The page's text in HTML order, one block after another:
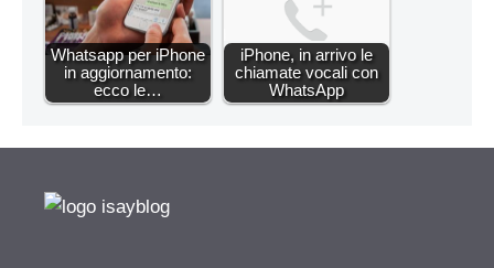
Whatsapp per iPhone
in aggiornamento:
ecco le…
iPhone, in arrivo le
chiamate vocali con
WhatsApp